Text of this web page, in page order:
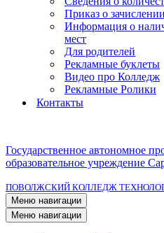
Приказ о
Информация о
мест
Для родителей
Рекламные буклеты
Видео про Колледж
Рекламные Ролики
Контакты
Государственное автономное
образовательное учреждение
ПОВОЛЖСКИЙ КОЛЛЕДЖ
Меню навигации
Меню навигации